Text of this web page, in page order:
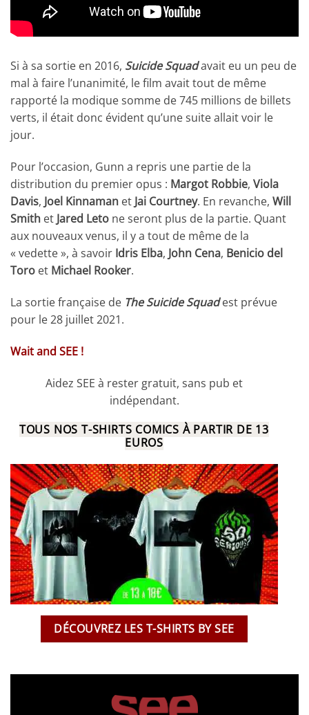
Si à sa sortie en 2016, Suicide Squadavait eu un peu de
mal à faire l’unanimité, le film avait tout de même
rapporté la modique somme de 745 millions de billets
verts, il était donc évident qu’une suite allait voir le
jour.
Pour l’occasion, Gunn a repris une partie de la
distribution du premier opus : Margot Robbie, Viola
Davis, Joel Kinnaman et Jai Courtney. En revanche, Will
Smith et Jared Leto ne seront plus de la partie. Quant
aux nouveaux venus, il y a tout de même de la
« vedette », à savoir Idris Elba, John Cena, Benicio del
Toro et Michael Rooker.
La sortie française de The Suicide Squadest prévue
pour le 28 juillet 2021.
Wait and SEE !
Aidez SEE à rester gratuit, sans pub et
indépendant.
TOUS NOS T-SHIRTS COMICS À PARTIR DE 13
EUROS
DÉCOUVREZ LES T-SHIRTS BY SEE